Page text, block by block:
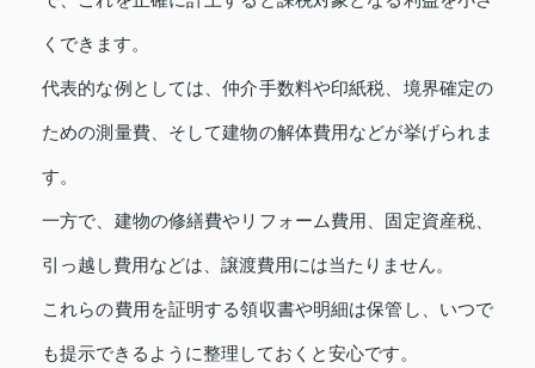
くできます。
代表的な例としては、仲介手数料や印紙税、境界確定の
ための測量費、そして建物の解体費用などが挙げられま
す。
一方で、建物の修繕費やリフォーム費用、固定資産税、
引っ越し費用などは、譲渡費用には当たりません。
これらの費用を証明する領収書や明細は保管し、いつで
も提示できるように整理しておくと安心です。